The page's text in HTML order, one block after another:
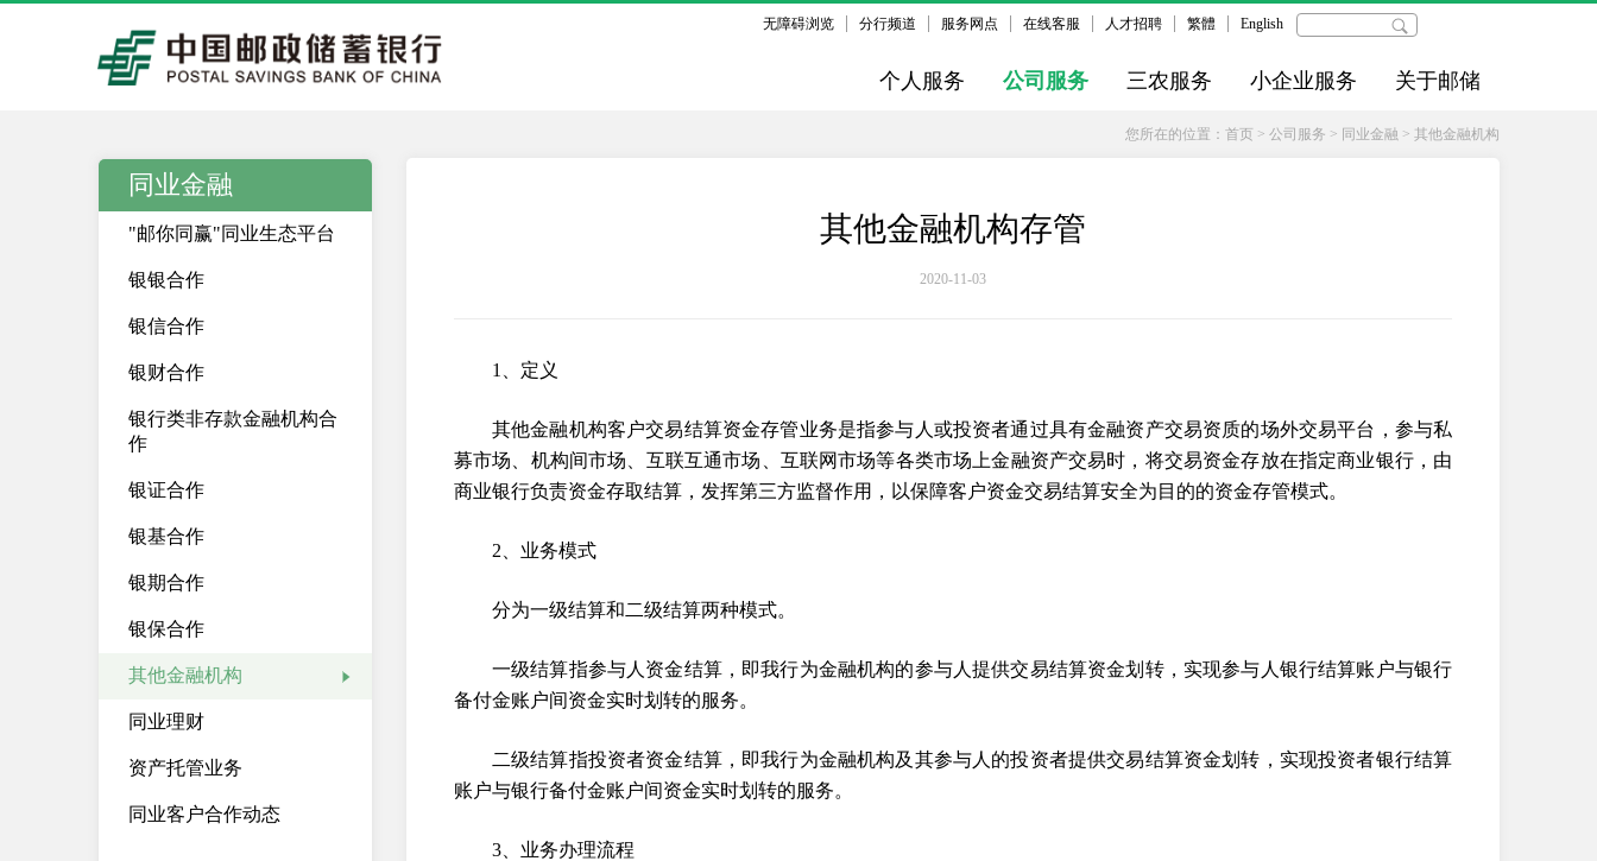
无障碍浏览 分行频道 服务网点 在线客服 人才招聘 繁體 English
个人服务 公司服务 三农服务 小企业服务 关于邮储
您所在的位置： 首页 > 公司服务 > 同业金融 > 其他金融机构
同业金融
"邮你同赢"同业生态平台
银银合作
银信合作
银财合作
银行类非存款金融机构合
作
银证合作
银基合作
银期合作
银保合作
其他金融机构
同业理财
资产托管业务
同业客户合作动态
其他金融机构存管
2020-11-03
1、定义
其他金融机构客户交易结算资金存管业务是指参与人或投资者通过具有金融资产交易资质的场外交易平台，参与私
募市场、机构间市场、互联互通市场、互联网市场等各类市场上金融资产交易时，将交易资金存放在指定商业银行，由
商业银行负责资金存取结算，发挥第三方监督作用，以保障客户资金交易结算安全为目的的资金存管模式。
2、业务模式
分为一级结算和二级结算两种模式。
一级结算指参与人资金结算，即我行为金融机构的参与人提供交易结算资金划转，实现参与人银行结算账户与银行
备付金账户间资金实时划转的服务。
二级结算指投资者资金结算，即我行为金融机构及其参与人的投资者提供交易结算资金划转，实现投资者银行结算
账户与银行备付金账户间资金实时划转的服务。
3、业务办理流程